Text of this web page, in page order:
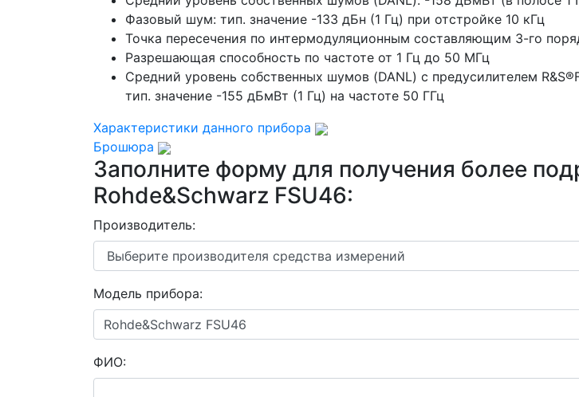
Фазовый шум: тип. значение -133 дБн (1 Гц) при отстройке 10 кГц
Точка пересечения по интермодуляционным составляющим 3-го
Разрешающая способность по частоте от 1 Гц до 50 МГц
Средний уровень собственных шумов (DANL) с предусилителем
тип. значение -155 дБмВт (1 Гц) на частоте 50 ГГц
Характеристики данного прибора
Брошюра
Заполните форму для получения более
Rohde&Schwarz FSU46:
Производитель:
Модель прибора:
ФИО: